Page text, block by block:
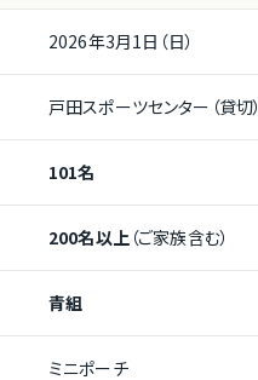
2026年3月1日（日）
戸田スポーツセンター（貸切）
101名
200名以上（ご家族含む）
青組
ミニポーチ